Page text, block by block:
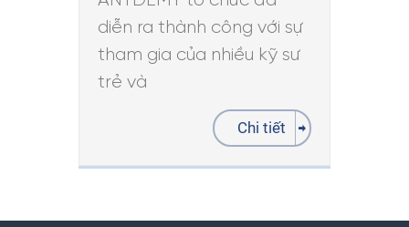
diễn ra thành công với sự
tham gia của nhiều kỹ sư
trẻ và
Chi tiết